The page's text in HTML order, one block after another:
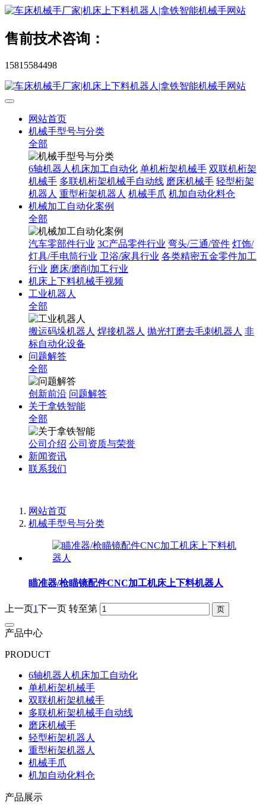
售前技术咨询：
15815584498
网站首页
机械手型号与分类
全部
6轴机器人机床加工自动化 单机桁架机械手 双联机桁架
机械手 多联机桁架机械手自动线 磨床机械手 轻型桁架
机器人 重型桁架机器人 机械手爪 机加自动化料仓
机械加工自动化案例
全部
汽车零部件行业 3C产品零件行业 弯头/三通/管件 灯饰/
灯具/手电筒行业 卫浴/家具行业 各类精密五金零件加工
行业 磨床/磨削加工行业
机床上下料机械手视频
工业机器人
全部
搬运码垛机器人 焊接机器人 抛光打磨去毛刺机器人 非
标自动化设备
问题解答
全部
创新前沿 问题解答
关于拿铁智能
全部
公司介绍 公司资质与荣誉
新闻资讯
联系我们
网站首页
机械手型号与分类
瞄准器/枪瞄镜配件CNC加工机床上下料机器人
上一页1下一页 转至第
产品中心
PRODUCT
6轴机器人机床加工自动化
单机桁架机械手
双联机桁架机械手
多联机桁架机械手自动线
磨床机械手
轻型桁架机器人
重型桁架机器人
机械手爪
机加自动化料仓
产品展示